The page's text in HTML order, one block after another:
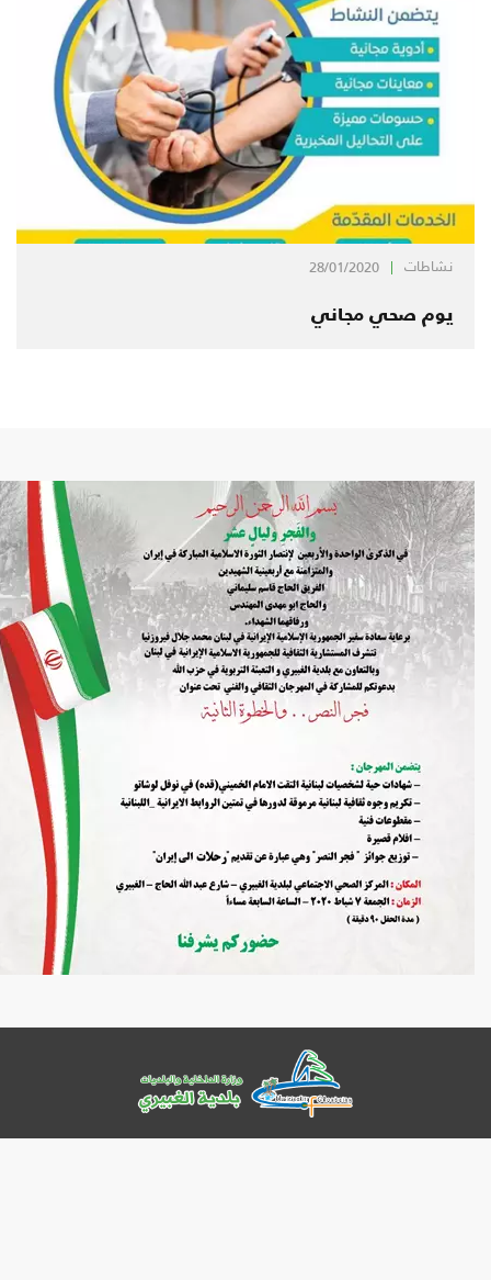
نشاطات 28/01/2020
يوم صحي مجاني